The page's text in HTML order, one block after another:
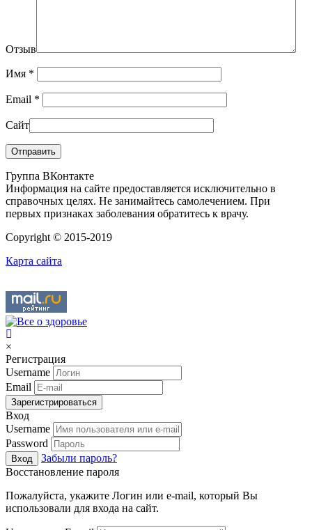
Отзыв
Имя *
Email *
Сайт
Группа ВКонтакте
Информация на сайте предоставляется исключительно в
справочных целях. Не занимайтесь самолечением. При
первых признаках заболевания обратитесь к врачу.
Copyright © 2015-2019
Карта сайта
×
Регистрация
Username
Email
Зарегистрироваться
Вход
Username
Password
Вход
Забыли пароль?
Восстановление пароля
Пожалуйста, укажите Логин или e-mail, который Вы
использовали для входа на сайт.